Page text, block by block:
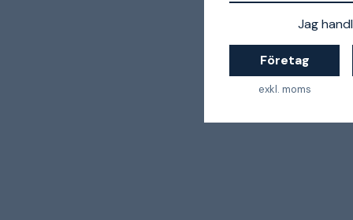
Jag
Företag
exkl. moms